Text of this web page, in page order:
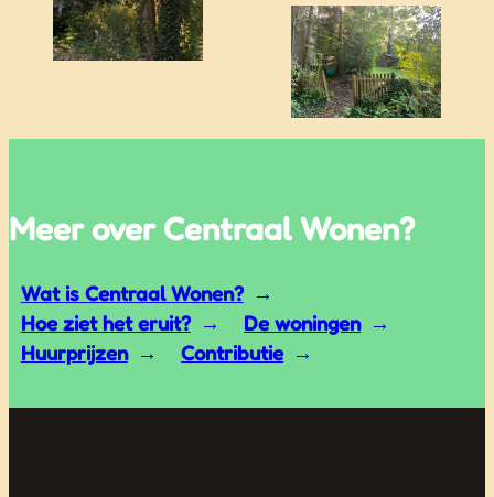
Meer over Centraal Wonen?
Wat is Centraal Wonen?
Hoe ziet het eruit?
De woningen
Huurprijzen
Contributie